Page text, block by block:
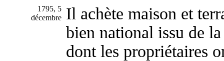
1795, 5
décembre Il achète maison et
bien national issu de
dont les propriétaires